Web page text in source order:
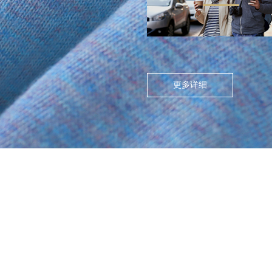
> FLOATING ISLAND IN THE CITY
尘世浮岛
在高度模块化的都市节奏
中，人们渴望在通勤中寻找
呼吸的缝隙。休闲通勤不再
是两点一线的被动移动，而
是通过服装的舒适感与色彩
情绪，将日常路径转化为“微
更多详细